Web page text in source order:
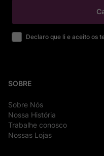
Declaro que li e aceito os
SOBRE
Sobre Nós
Nossa História
Trabalhe conosco
Nossas Lojas